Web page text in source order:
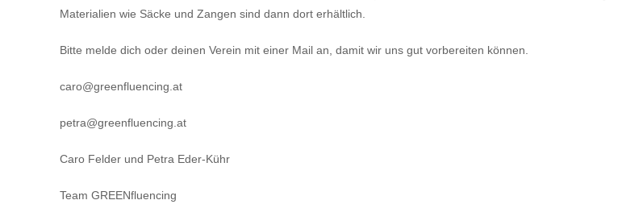
Materialien wie Säcke und Zangen sind dann dort erhältlich.
Bitte melde dich oder deinen Verein mit einer Mail an, damit wir uns gut vorbereiten können.
caro@greenfluencing.at
petra@greenfluencing.at
Caro Felder und Petra Eder-Kühr
Team GREENfluencing